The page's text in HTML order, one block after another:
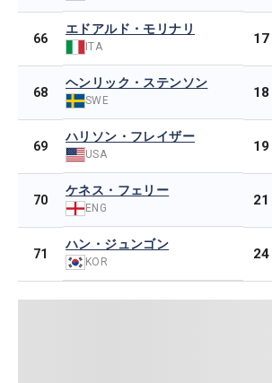
66
エドアルド・モリナリ
ITA 17
68
ヘンリック・ステンソン
SWE 18
69
ハリソン・フレイザー
USA 19
70
ケネス・フェリー
ENG 21
71
ハン・ジュンゴン
KOR 24